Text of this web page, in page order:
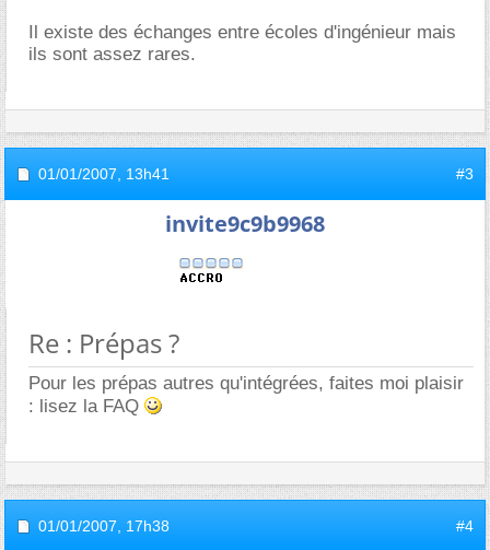
Il existe des échanges entre écoles d'ingénieur mais
ils sont assez rares.
01/01/2007, 13h41 #3
invite9c9b9968
Re : Prépas ?
Pour les prépas autres qu'intégrées, faites moi plaisir
: lisez la FAQ
01/01/2007, 17h38 #4